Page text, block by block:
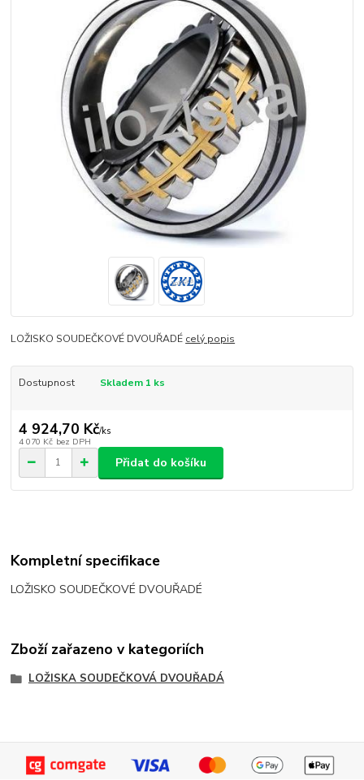
LOŽISKO SOUDEČKOVÉ DVOUŘADÉ celý popis
Dostupnost Skladem 1 ks
4 924,70 Kč/ks
4 070 Kč bez DPH
Přidat do košíku
Kompletní specifikace
LOŽISKO SOUDEČKOVÉ DVOUŘADÉ
Zboží zařazeno v kategoriích
LOŽISKA SOUDEČKOVÁ DVOUŘADÁ